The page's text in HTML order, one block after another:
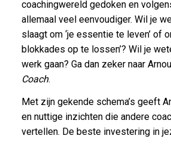
coachingwereld gedoken en
allemaal veel eenvoudiger. Wil je
slaagt om ‘je essentie te leven’ of
blokkades op te lossen’? Wil je
werk gaan? Ga dan zeker naar
Coach.
Met zijn gekende schema’s geeft
en nuttige inzichten die andere
vertellen. De beste investering in